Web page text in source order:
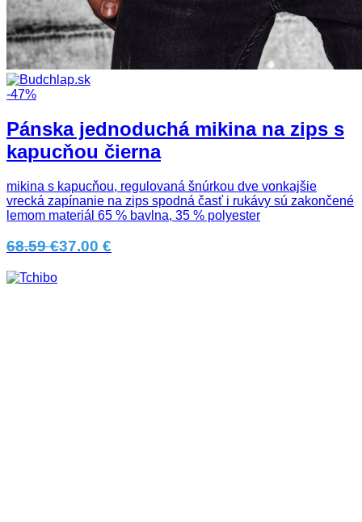
-47%
Pánska jednoduchá mikina na zips s
kapucňou čierna
mikina s kapucňou, regulovaná šnúrkou dve vonkajšie
vrecká zapínanie na zips spodná časť i rukávy sú zakončené
lemom materiál 65 % bavlna, 35 % polyester
68.59 €37.00 €